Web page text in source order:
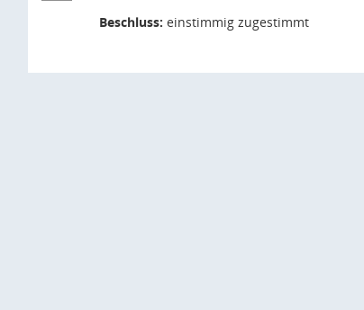
Beschluss: einstimmig zugestimmt